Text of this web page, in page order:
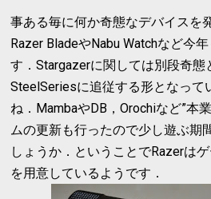
事ある毎に何か奇態なデバイスを
Razer BladeやNabu Watchなど今
す．Stargazerに関しては別段奇態
SteelSeriesに追従する形となって
ね．MambaやDB，Orochiなど”本
ムの更新も行ったので少し遊ぶ期
しょうか．ということでRazerは
を用意しているようです．